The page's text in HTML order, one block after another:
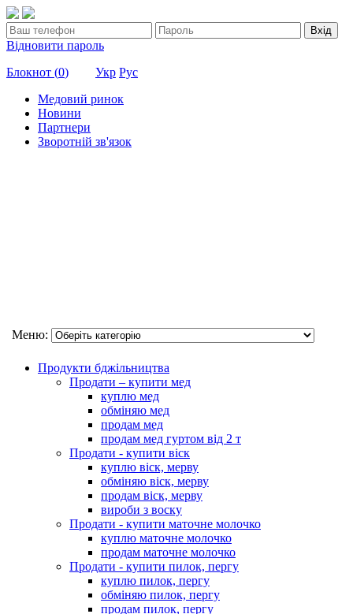
Вхід
Відновити пароль
Блокнот (0) Укр Рус
Медовий ринок
Новини
Партнери
Зворотній зв'язок
Меню:
Продукти бджільництва
Продати – купити мед
куплю мед
обміняю мед
продам мед
продам мед гуртом від 2 т
Продати - купити віск
куплю віск, мерву
обміняю віск, мерву
продам віск, мерву
вироби з воску
Продати - купити маточне молочко
куплю маточне молочко
продам маточне молочко
Продати - купити пилок, пергу
куплю пилок, пергу
обміняю пилок, пергу
продам пилок, пергу